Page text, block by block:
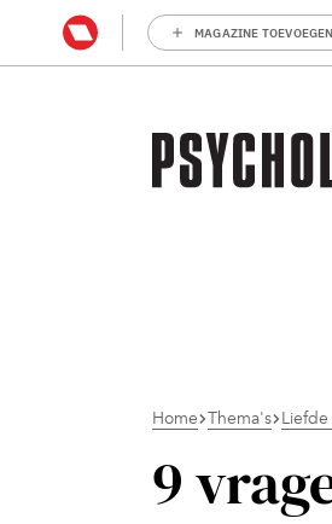
MAGAZINE TOEVOEGEN
Home Thema's
9